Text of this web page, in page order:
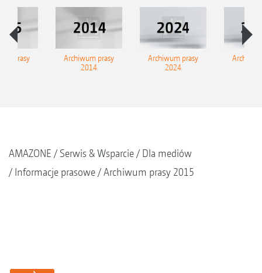
prasy
Archiwum prasy
2014
Archiwum prasy
2024
AMAZONE Serwis & Wsparcie
Dla mediów
Informacje prasowe
Archiwum prasy 2015